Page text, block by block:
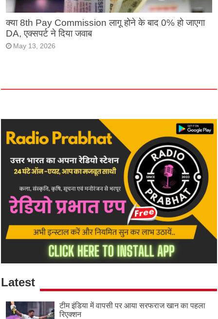
क्या 8th Pay Commission लागू होने के बाद 0% हो जाएगा
DA, एक्सपर्ट ने दिया जवाब
May 13, 2026
Latest
टीम इंडिया में वापसी पर आया सरफराज खान का पहला
रिएक्शन